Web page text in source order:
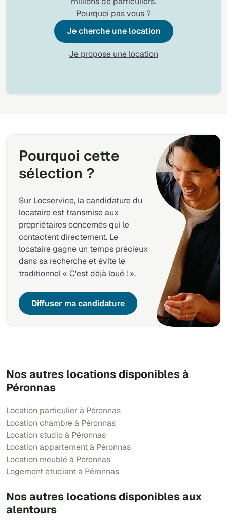
Pourquoi pas vous ?
Je cherche une location
Je propose une location
Pourquoi cette
sélection ?
Sur Locservice, la candidature du
locataire est transmise aux
propriétaires concernés qui le
contactent directement. Le
locataire gagne un temps précieux
dans sa recherche et évite le
traditionnel « C'est déjà loué ! ».
Diffuser ma candidature
Nos autres locations disponibles à
Péronnas
Location particulier à Péronnas
Location chambre à Péronnas
Location studio à Péronnas
Location appartement à Péronnas
Location meublé à Péronnas
Logement étudiant à Péronnas
Nos autres locations disponibles aux
alentours